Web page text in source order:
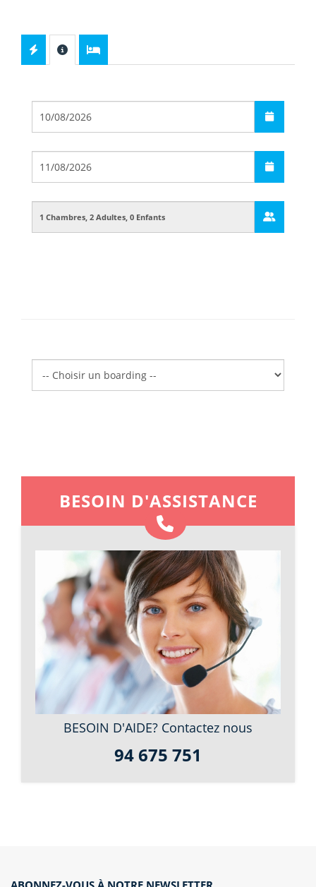
BESOIN D'ASSISTANCE
BESOIN D'AIDE? Contactez nous
94 675 751